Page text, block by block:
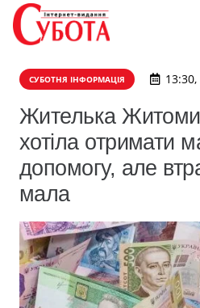
СУБОТНЯ ІНФОРМАЦІЯ
Жителька
хотіла отримати
допомогу, але
мала